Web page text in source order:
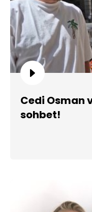
Cedi Osman
sohbet!